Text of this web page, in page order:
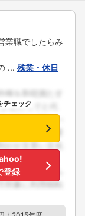
業職でしたらみ
... 残業・休日
チェック
登録